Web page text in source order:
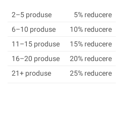
™
SCOTCHCAL
™
Electrocut
™
100-
2–5 produse
5% reducere
6–10 produse
10% reducere
11–15 produse
15% reducere
16–20 produse
20% reducere
21+ produse
25% reducere